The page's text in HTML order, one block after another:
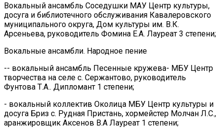
Вокальный ансамбль Соседушки МАУ Центр культуры,
досуга и библиотечного обслуживания Кавалеровского
муниципального округа, Дом культуры им. В.К.
Арсеньева, руководитель Фомина Е.А. Лауреат 3 степени;
Вокальные ансамбли. Народное пение
-- вокальный ансамбль Песенные кружева- МБУ Центр
творчества на селе с. Сержантово, руководитель
Фунтова Т.А.. Дипломант 1 степени;
- вокальный коллектив Околица МБУ Центр культуры и
досуга Бриз с. Рудная Пристань, хормейстер Молчан Л.С.,
аранжировщик Аксенов В.А Лауреат 1 степени;